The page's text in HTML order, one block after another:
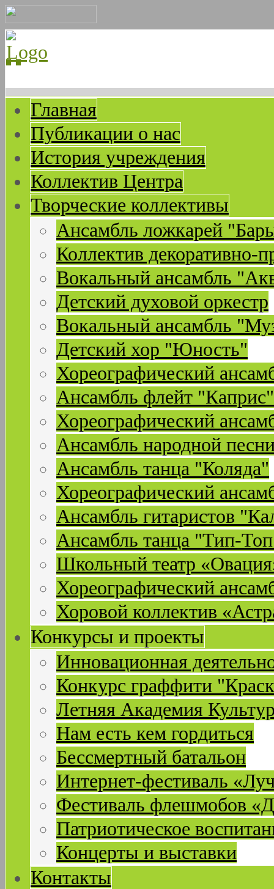
Главная
Публикации о нас
История учреждения
Коллектив Центра
Творческие коллективы
Ансамбль ложкарей
Коллектив декоративно-
Вокальный ансамбль
Детский духовой оркестр
Вокальный ансамбль
Детский хор "Юность"
Хореографический
Ансамбль флейт "Каприс"
Хореографический
Ансамбль народной
Ансамбль танца "Коляда"
Хореографический
Ансамбль гитаристов
Ансамбль танца "Тип-
Школьный театр
Хореографический
Хоровой коллектив
Конкурсы и проекты
Инновационная
Конкурс граффити
Летняя Академия
Нам есть кем гордиться
Бессмертный батальон
Интернет-фестиваль
Фестиваль флешмобов
Патриотическое
Концерты и выставки
Контакты